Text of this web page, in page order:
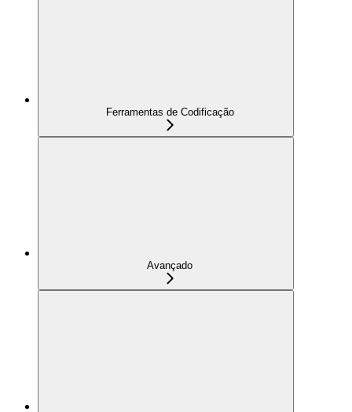
Ferramentas de Codificação
Avançado